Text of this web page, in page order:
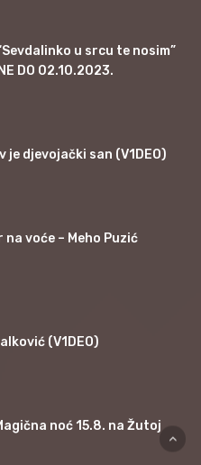
u srcu te nosim”
DO 02.10.2023.
je djevojački san (V1DEO)
voće – Meho Puzić
(V1DEO)
noć 15.8. na Žutoj